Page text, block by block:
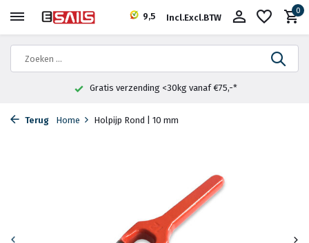
9,5 Incl.Excl.BTW
0
Gratis verzending <30kg vanaf €75,-*
Terug Home Holpijp Rond | 10 mm